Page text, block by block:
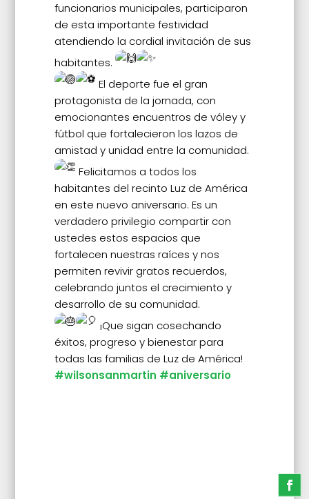
funcionarios municipales, participaron
de esta importante festividad
atendiendo la cordial invitación de sus
habitantes.
El deporte fue el gran
protagonista de la jornada, con
emocionantes encuentros de vóley y
fútbol que fortalecieron los lazos de
amistad y unidad entre la comunidad.
Felicitamos a todos los
habitantes del recinto Luz de América
en este nuevo aniversario. Es un
verdadero privilegio compartir con
ustedes estos espacios que
fortalecen nuestras raíces y nos
permiten revivir gratos recuerdos,
celebrando juntos el crecimiento y
desarrollo de su comunidad.
¡Que sigan cosechando
éxitos, progreso y bienestar para
todas las familias de Luz de América!
#wilsonsanmartin #aniversario